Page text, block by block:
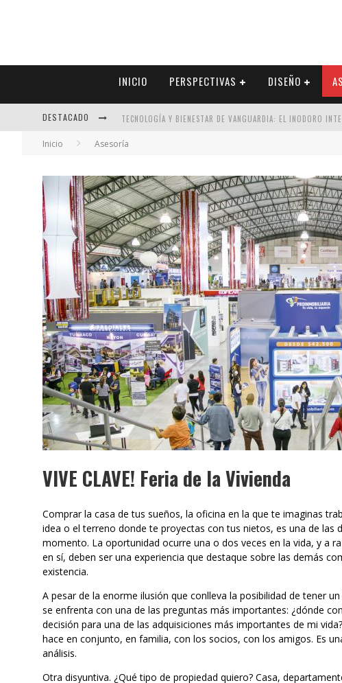
INICIO PERSPECTIVAS DISEÑO
DESTACADO TECNOLOGÍA Y BIENESTAR DE VANGUARDIA: EL INODORO
SECTOR INMOBILIARIO – RECUPERACIÓN A PASO FIRME
ALEXANDRA BEDOYA – LA CONSTANCIA DETRÁS DE LA
EL DESPERTAR DE LA CALIDEZ: ACABADOS DORADOS DE FV
Inicio Asesoría
VIVE CLAVE! Feria de la Vivienda
Comprar la casa de tus sueños, la oficina en la que te imaginas
idea o el terreno donde te proyectas con tus nietos, es una de las
momento. La oportunidad ocurre una o dos veces en la vida, y a
en sí, deben ser una experiencia que destaque sobre las demás
existencia.
A pesar de la enorme ilusión que conlleva la posibilidad de tener
se enfrenta con una de las preguntas más importantes: ¿dónde
decisión para una de las adquisiciones más importantes de mi
hace en conjunto, en familia, con los socios, con los amigos. Es
análisis.
Otra disyuntiva. ¿Qué tipo de propiedad quiero? Casa,